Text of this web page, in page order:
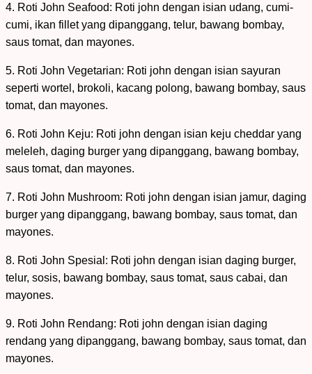
4. Roti John Seafood: Roti john dengan isian udang, cumi-
cumi, ikan fillet yang dipanggang, telur, bawang bombay,
saus tomat, dan mayones.
5. Roti John Vegetarian: Roti john dengan isian sayuran
seperti wortel, brokoli, kacang polong, bawang bombay, saus
tomat, dan mayones.
6. Roti John Keju: Roti john dengan isian keju cheddar yang
meleleh, daging burger yang dipanggang, bawang bombay,
saus tomat, dan mayones.
7. Roti John Mushroom: Roti john dengan isian jamur, daging
burger yang dipanggang, bawang bombay, saus tomat, dan
mayones.
8. Roti John Spesial: Roti john dengan isian daging burger,
telur, sosis, bawang bombay, saus tomat, saus cabai, dan
mayones.
9. Roti John Rendang: Roti john dengan isian daging
rendang yang dipanggang, bawang bombay, saus tomat, dan
mayones.